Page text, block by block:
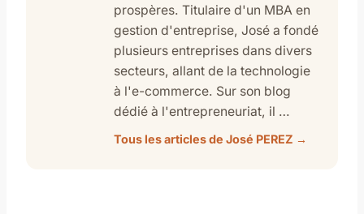
prospères. Titulaire d'un MBA en
gestion d'entreprise, José a fondé
plusieurs entreprises dans divers
secteurs, allant de la technologie
à l'e-commerce. Sur son blog
dédié à l'entrepreneuriat, il …
Tous les articles de José PEREZ →